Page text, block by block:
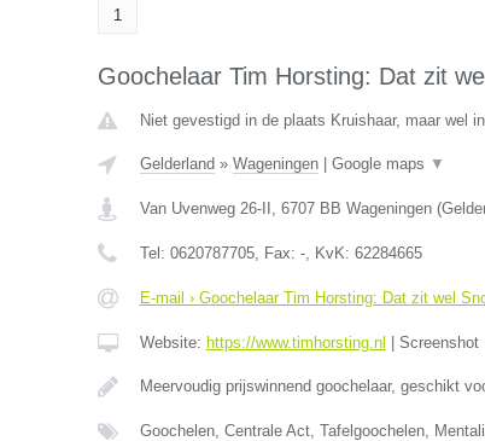
1
Goochelaar Tim Horsting: Dat zit
Niet gevestigd in de plaats Kruishaar, maar wel
Gelderland » Wageningen| Google maps ▼
Van Uvenweg 26-II , 6707 BB Wageningen(
Tel: 0620787705, Fax: -, KvK: 62284665
E-mail › Goochelaar Tim Horsting: Dat zit wel
Website: https://www.timhorsting.nl Screenshot
Meervoudig prijswinnend goochelaar, geschikt
Goochelen, Centrale Act, Tafelgoochelen,